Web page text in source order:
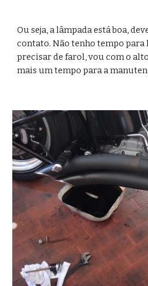
Ou seja, a lâmpada está boa,
contato. Não tenho tempo para
precisar de farol, vou com o
mais um tempo para a